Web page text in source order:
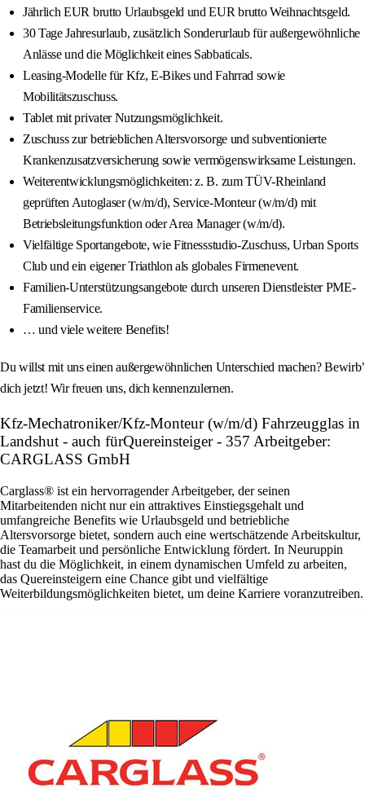
Jährlich EUR brutto Urlaubsgeld und EUR brutto Weihnachtsgeld.
30 Tage Jahresurlaub, zusätzlich Sonderurlaub für außergewöhnliche
Anlässe und die Möglichkeit eines Sabbaticals.
Leasing-Modelle für Kfz, E-Bikes und Fahrrad sowie
Mobilitätszuschuss.
Tablet mit privater Nutzungsmöglichkeit.
Zuschuss zur betrieblichen Altersvorsorge und subventionierte
Krankenzusatzversicherung sowie vermögenswirksame Leistungen.
Weiterentwicklungsmöglichkeiten: z. B. zum TÜV-Rheinland
geprüften Autoglaser (w/m/d), Service-Monteur (w/m/d) mit
Betriebsleitungsfunktion oder Area Manager (w/m/d).
Vielfältige Sportangebote, wie Fitnessstudio-Zuschuss, Urban Sports
Club und ein eigener Triathlon als globales Firmenevent.
Familien-Unterstützungsangebote durch unseren Dienstleister PME-
Familienservice.
… und viele weitere Benefits!
Du willst mit uns einen außergewöhnlichen Unterschied machen? Bewirb’
dich jetzt! Wir freuen uns, dich kennenzulernen.
Kfz-Mechatroniker/Kfz-Monteur (w/m/d) Fahrzeugglas in
Landshut - auch fürQuereinsteiger - 357 Arbeitgeber:
CARGLASS GmbH
Carglass® ist ein hervorragender Arbeitgeber, der seinen
Mitarbeitenden nicht nur ein attraktives Einstiegsgehalt und
umfangreiche Benefits wie Urlaubsgeld und betriebliche
Altersvorsorge bietet, sondern auch eine wertschätzende Arbeitskultur,
die Teamarbeit und persönliche Entwicklung fördert. In Neuruppin
hast du die Möglichkeit, in einem dynamischen Umfeld zu arbeiten,
das Quereinsteigern eine Chance gibt und vielfältige
Weiterbildungsmöglichkeiten bietet, um deine Karriere voranzutreiben.